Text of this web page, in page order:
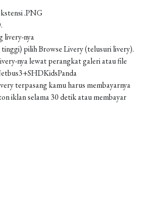
.PNG
livery-nya
pilih Browse Livery (telusuri livery).
nya lewat perangkat galeri atau file
terpasang kamu harus membayarnya
iklan selama 30 detik atau membayar